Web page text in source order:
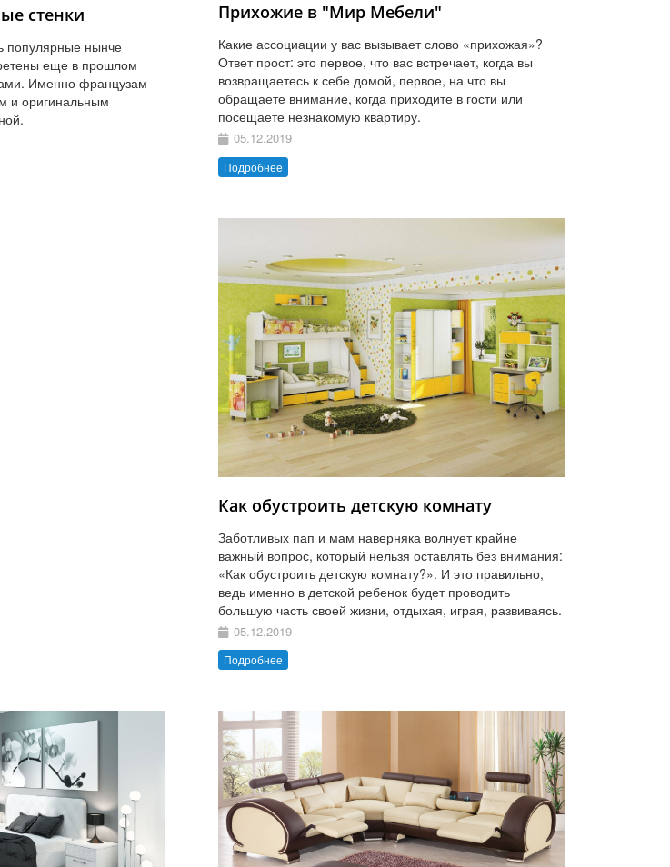
стенки
популярные нынче
еще в прошлом
Именно французам
и оригинальным
Прихожие в "Мир Мебели"
Какие ассоциации у вас вызывает слово «прихожая»?
Ответ прост: это первое, что вас встречает, когда вы
возвращаетесь к себе домой, первое, на что вы
обращаете внимание, когда приходите в гости или
посещаете незнакомую квартиру.
05.12.2019
Подробнее
Как обустроить детскую комнату
Заботливых пап и мам наверняка волнует крайне
важный вопрос, который нельзя оставлять без внимания:
«Как обустроить детскую комнату?». И это правильно,
ведь именно в детской ребенок будет проводить
большую часть своей жизни, отдыхая, играя, развиваясь.
05.12.2019
Подробнее